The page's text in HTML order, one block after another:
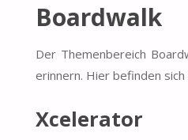
Boardwalk
Der Themenbereich
erinnern. Hier befinden
Xcelerator